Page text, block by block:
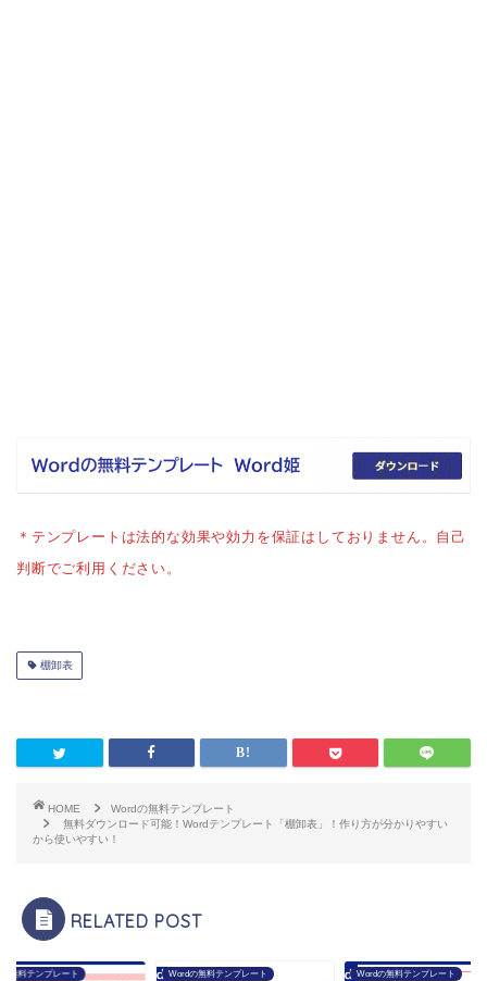
＊テンプレートは法的な効果や効力を保証はしておりません。自己
判断でご利用ください。
棚卸表
HOME
Wordの無料テンプレート
無料ダウンロード可能！Wordテンプレート「棚卸表」！作り方が分かりやすい
から使いやすい！
RELATED POST
無料テンプレート Wordの無料テンプレート Wordの無料テンプレート